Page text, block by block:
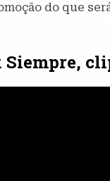
do que
Siempre,